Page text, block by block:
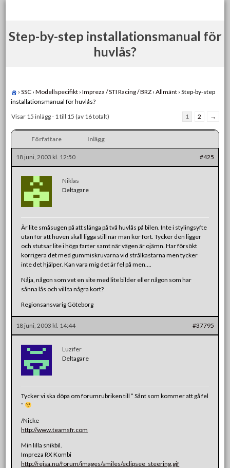
content
Step-by-step installationsmanual för
huvlås?
› SSC › Modellspecifikt › Impreza / STI Racing / BRZ › Allmänt › Step-by-step
installationsmanual för huvlås?
Visar 15 inlägg - 1 till 15 (av 16 totalt)
1 2 →
Författare Inlägg
18 juni, 2003 kl. 12:50 #425
Niklas
Deltagare
Är lite småsugen på att slänga på två huvlås på bilen. Inte i stylingsyfte
utan för att huven skall ligga still när man kör fort. Tycker den ligger
och stutsar lite i höga farter samt när vägen är ojämn. Har försökt
korrigera det med gummiskruvarna vid strålkastarna men tycker
inte det hjälper. Kan vara mig det är fel på men….
Nåja, någon som vet en site med lite bilder eller någon som har
sånna lås och vill ta några kort?
Regionsansvarig Göteborg
18 juni, 2003 kl. 14:44 #37795
Luzifer
Deltagare
Tycker vi ska döpa om forumrubriken till ” Sånt som kommer att gå fel
”
/Nicke
http://www.teamsfr.com
Min lilla snikbil.
Impreza RX Kombi
http://rejsa.nu/forum/images/smiles/eclipsee_steering.gif